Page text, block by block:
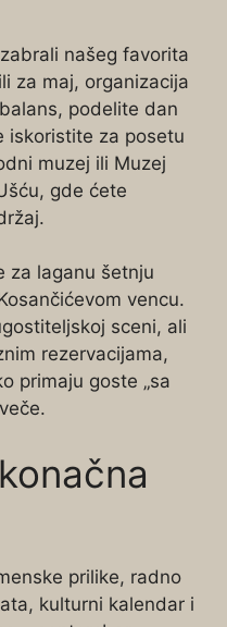
našeg favorita
za maj, organizacija
podelite dan
iskoristite za posetu
muzej ili Muzej
gde ćete
za laganu šetnju
vencu.
sceni, ali
rezervacijama,
primaju goste „sa
prilike, radno
kulturni kalendar i